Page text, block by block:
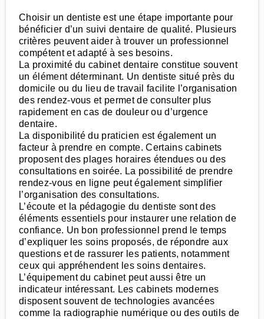
Choisir un dentiste est une étape importante pour
bénéficier d’un suivi dentaire de qualité. Plusieurs
critères peuvent aider à trouver un professionnel
compétent et adapté à ses besoins.
La proximité du cabinet dentaire constitue souvent
un élément déterminant. Un dentiste situé près du
domicile ou du lieu de travail facilite l’organisation
des rendez-vous et permet de consulter plus
rapidement en cas de douleur ou d’urgence
dentaire.
La disponibilité du praticien est également un
facteur à prendre en compte. Certains cabinets
proposent des plages horaires étendues ou des
consultations en soirée. La possibilité de prendre
rendez-vous en ligne peut également simplifier
l’organisation des consultations.
L’écoute et la pédagogie du dentiste sont des
éléments essentiels pour instaurer une relation de
confiance. Un bon professionnel prend le temps
d’expliquer les soins proposés, de répondre aux
questions et de rassurer les patients, notamment
ceux qui appréhendent les soins dentaires.
L’équipement du cabinet peut aussi être un
indicateur intéressant. Les cabinets modernes
disposent souvent de technologies avancées
comme la radiographie numérique ou des outils de